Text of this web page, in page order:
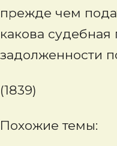
прежде чем
какова
задолженности
(1839)
Похожие темы: